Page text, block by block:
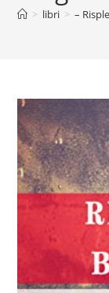
> libri > –